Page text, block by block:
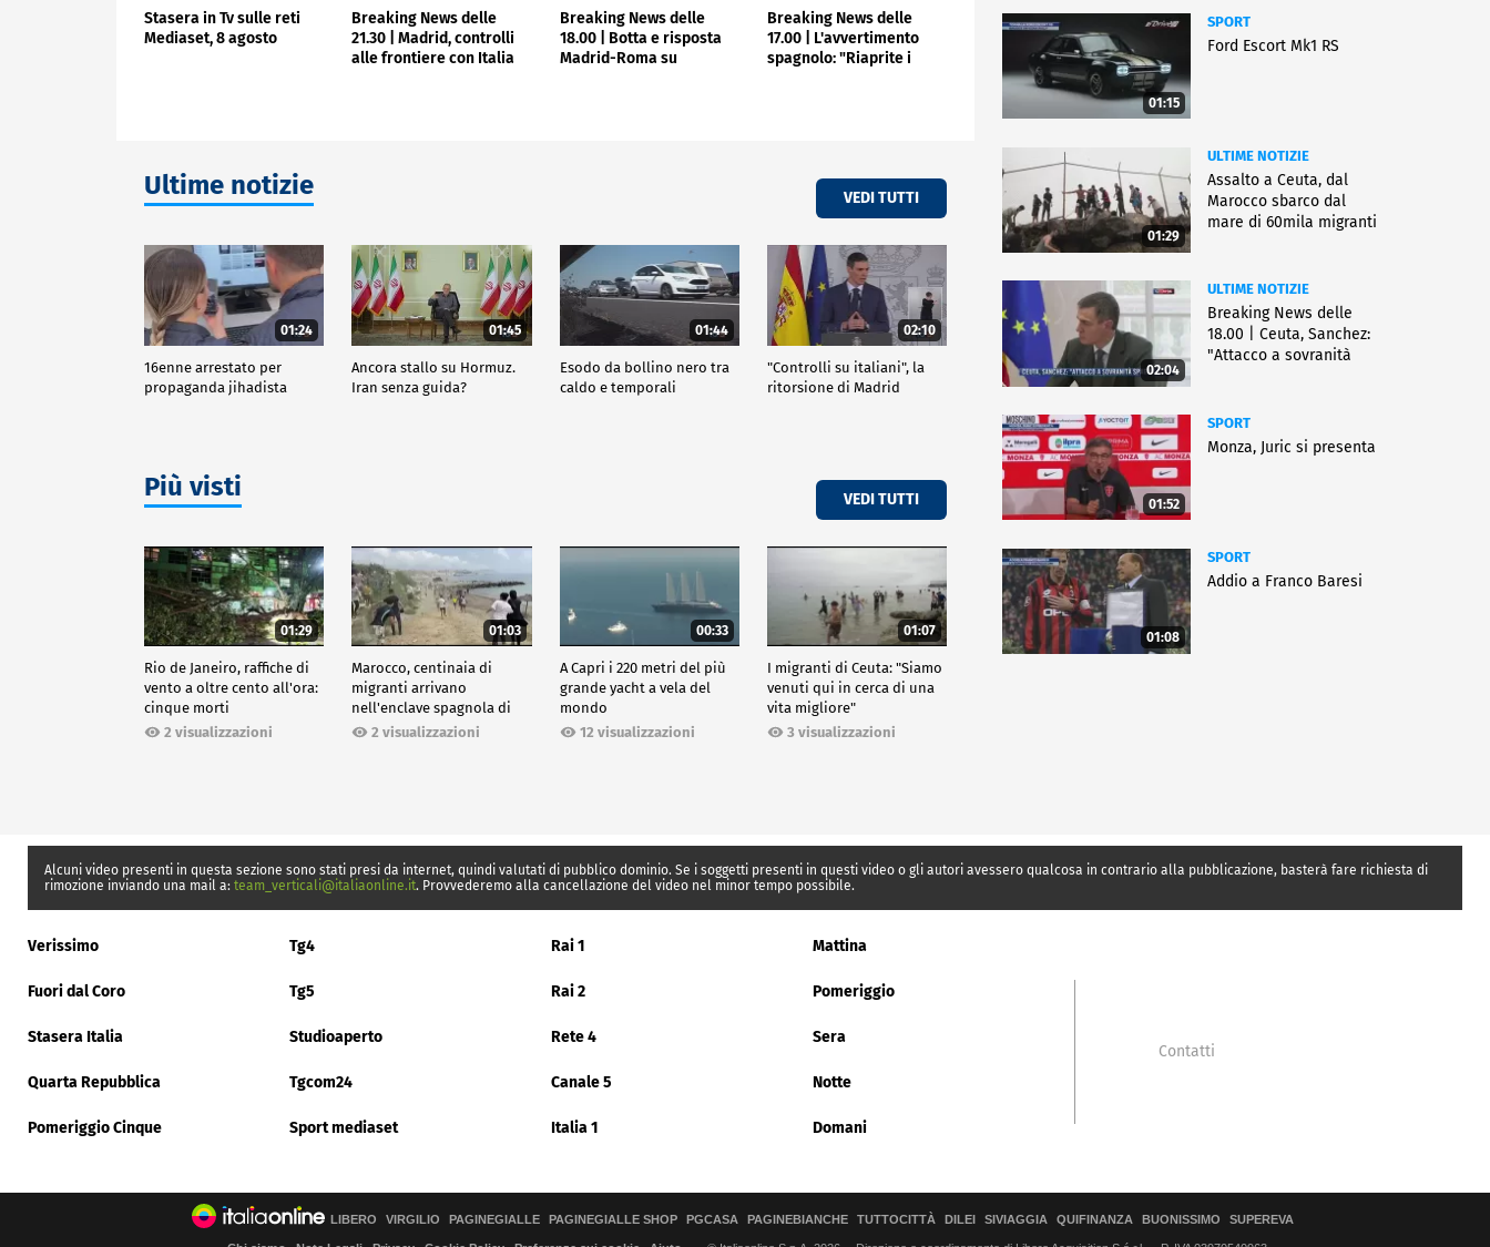
Stasera in Tv sulle reti
Mediaset, 8 agosto
Breaking News delle
21.30 | Madrid, controlli
alle frontiere con Italia
Breaking News delle
18.00 | Botta e risposta
Madrid-Roma su
Breaking News delle
17.00 | L'avvertimento
spagnolo: "Riaprite i
Ultime notizie VEDI TUTTI
01:24
16enne arrestato per
propaganda jihadista
01:45
Ancora stallo su Hormuz.
Iran senza guida?
01:44
Esodo da bollino nero tra
caldo e temporali
02:10
"Controlli su italiani", la
ritorsione di Madrid
Più visti VEDI TUTTI
01:29
Rio de Janeiro, raffiche di
vento a oltre cento all'ora:
cinque morti
2 visualizzazioni
01:03
Marocco, centinaia di
migranti arrivano
nell'enclave spagnola di
Ceuta2 visualizzazioni
00:33
A Capri i 220 metri del più
grande yacht a vela del
mondo
12 visualizzazioni
01:07
I migranti di Ceuta: "Siamo
venuti qui in cerca di una
vita migliore"
3 visualizzazioni
01:15
SPORT
Ford Escort Mk1 RS
01:29
ULTIME NOTIZIE
Assalto a Ceuta, dal
Marocco sbarco dal
mare di 60mila migranti
02:04
ULTIME NOTIZIE
Breaking News delle
18.00 | Ceuta, Sanchez:
"Attacco a sovranità
01:52
SPORT
Monza, Juric si presenta
01:08
SPORT
Addio a Franco Baresi
Alcuni video presenti in questa sezione sono stati presi da internet, quindi valutati di pubblico dominio. Se i soggetti presenti in questi video o gli autori avessero qualcosa in contrario alla pubblicazione, basterà fare richiesta di
rimozione inviando una mail a: team_verticali@italiaonline.it. Provvederemo alla cancellazione del video nel minor tempo possibile.
Verissimo Tg4 Rai 1 Mattina
Fuori dal Coro Tg5 Rai 2 Pomeriggio
Stasera Italia Studioaperto Rete 4 Sera
Quarta Repubblica Tgcom24 Canale 5 Notte
Pomeriggio Cinque Sport mediaset Italia 1 Domani
Contatti
LIBERO VIRGILIO PAGINEGIALLE PAGINEGIALLE SHOP PGCASA PAGINEBIANCHE TUTTOCITTÀ DILEI SIVIAGGIA QUIFINANZA BUONISSIMO SUPEREVA